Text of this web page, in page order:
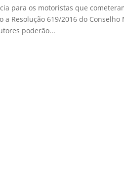
para os motoristas que
a Resolução 619/2016 do
poderão...